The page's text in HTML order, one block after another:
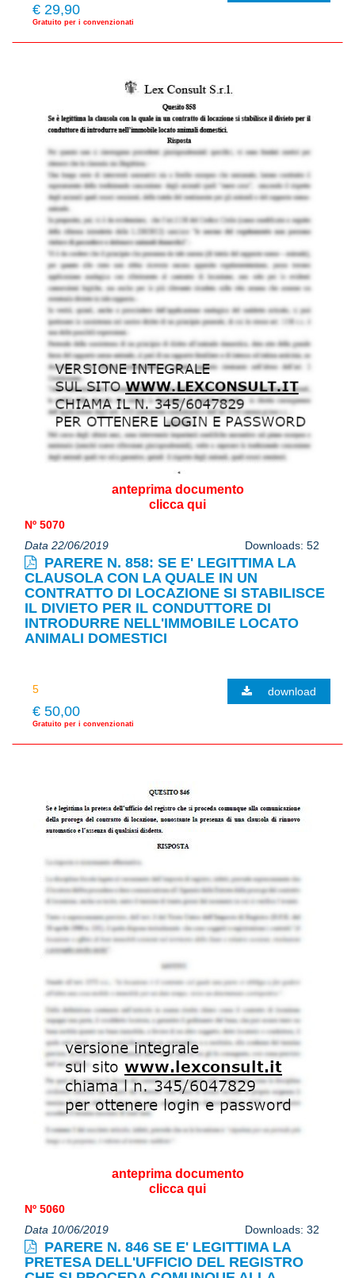
€ 29,90
Gratuito per i convenzionati
anteprima documento
clicca qui
Nº 5070
Data 22/06/2019
Downloads: 52
PARERE N. 858: SE E' LEGITTIMA LA
CLAUSOLA CON LA QUALE IN UN
CONTRATTO DI LOCAZIONE SI STABILISCE
IL DIVIETO PER IL CONDUTTORE DI
INTRODURRE NELL'IMMOBILE LOCATO
ANIMALI DOMESTICI
€ 50,00
Gratuito per i convenzionati
download
anteprima documento
clicca qui
Nº 5060
Data 10/06/2019
Downloads: 32
PARERE N. 846 SE E' LEGITTIMA LA
PRETESA DELL'UFFICIO DEL REGISTRO